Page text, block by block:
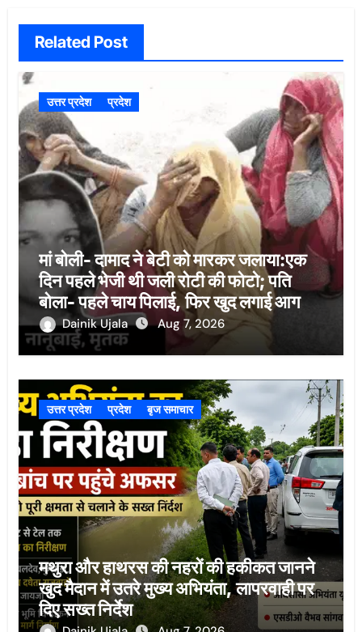
Related Post
उत्तर प्रदेश प्रदेश
मां बोली- दामाद ने बेटी को मारकर जलाया:एक
दिन पहले भेजी थी जली रोटी की फोटो; पति
बोला- पहले चाय पिलाई, फिर खुद लगाई आग
Dainik Ujala Aug 7, 2026
उत्तर प्रदेश प्रदेश बृज समाचार
मथुरा और हाथरस की नहरों की हकीकत जानने
खुद मैदान में उतरे मुख्य अभियंता, लापरवाही पर
दिए सख्त निर्देश